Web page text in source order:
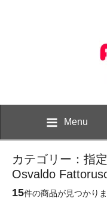
Menu
カテゴリー：指
Osvaldo
15件の商品が見つかり